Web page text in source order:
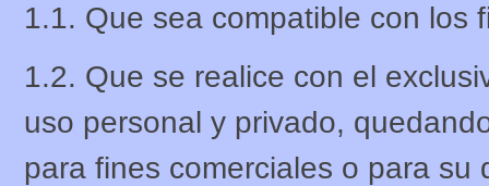
1.1. Que sea compatible con los
1.2. Que se realice con el
uso personal y privado,
para fines comerciales o para su